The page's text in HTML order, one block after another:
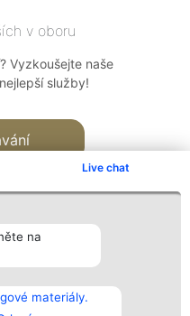
Live chat
na
materiály.
v oboru
Vyzkoušejte naše
služby!
Kontakt